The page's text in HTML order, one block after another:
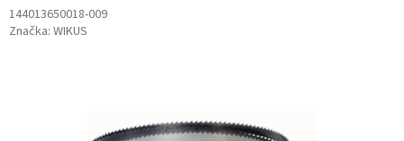
144013650018-009
Značka: WIKUS